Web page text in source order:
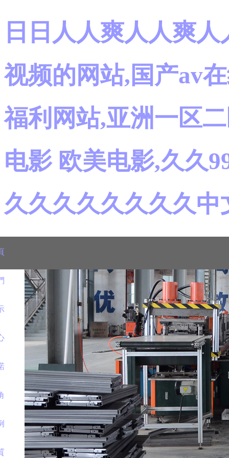
日日人人爽人人爽
视频的网站,国产av
福利网站,亚洲一区
电影 欧美电影,久久
久久久久久久久久